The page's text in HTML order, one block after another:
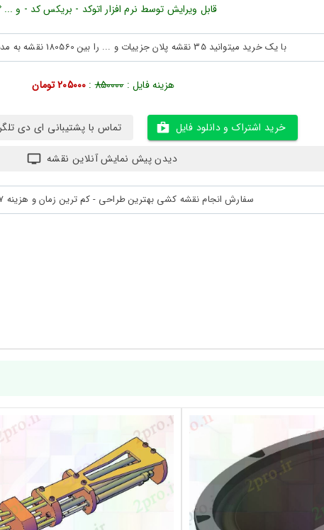
قابل ویرایش توسط نرم افزار اتوکد - بریکس کد - و ...
با یک خرید میتوانید 35 نقشه پلان جزییات و ... را بین 180560 نقشه به مدت 30 روز دانلود کنید
هزینه فایل :850000
: 205000 تومان
خرید اشتراک و دانلود فایل
تماس با پشتیبانی ای دی تلگرام E2PROIR@
دیدن پیش نمایش آنلاین نقشه
سفارش انجام نقشه کشی بهترین طراحی - کم ترین زمان و هزینه 09170547167